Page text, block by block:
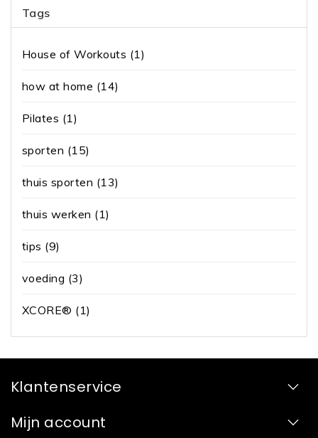
Tags
House of Workouts (1)
how at home (14)
Pilates (1)
sporten (15)
thuis sporten (13)
thuis werken (1)
tips (9)
voeding (3)
XCORE® (1)
Klantenservice
Mijn account